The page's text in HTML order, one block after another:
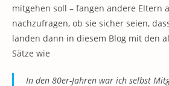
mitgehen soll – fangen andere Eltern
nachzufragen, ob sie sicher seien,
landen dann in diesem Blog mit den
Sätze wie
In den 80er-Jahren war ich selbst